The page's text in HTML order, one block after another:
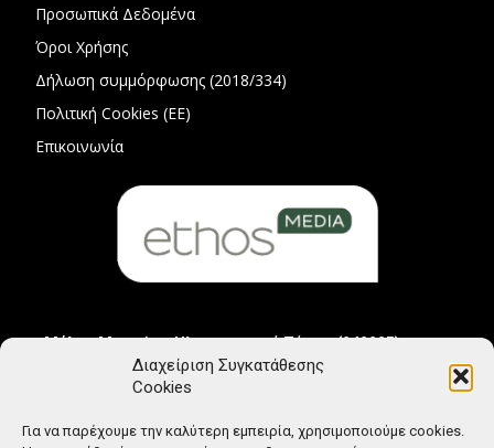
Διαχείριση Συγκατάθεσης
Cookies
Για να παρέχουμε την καλύτερη εμπειρία, χρησιμοποιούμε cookies.
Προσωπικά Δεδομένα
Όροι Χρήσης
Δήλωση συμμόρφωσης (2018/334)
Πολιτική Cookies (ΕΕ)
Επικοινωνία
Μέλος Μητρώου Ηλεκτρονικού Τύπου (242225)